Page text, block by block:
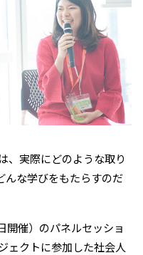
、実際にどのような取り
んな学びをもたらすのだ
開催）のパネルセッショ
ェクトに参加した社会人